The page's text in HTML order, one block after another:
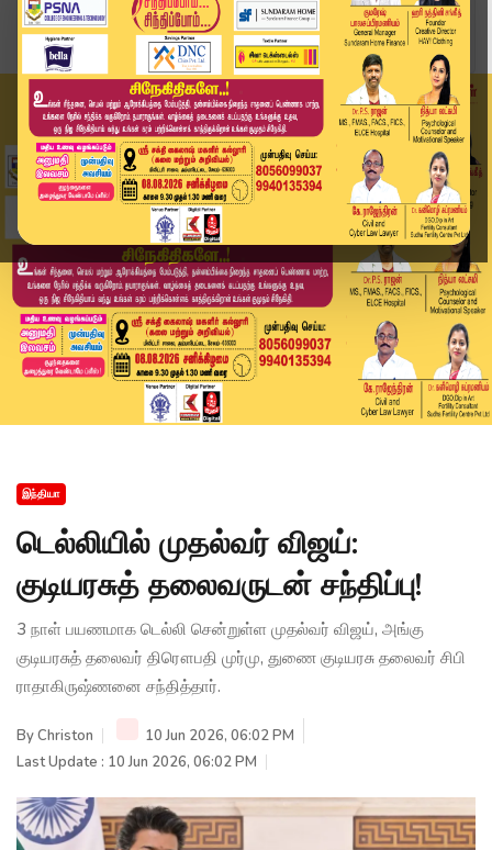
Home
இந்தியா
டெல்லியில் முதல்வர் விஜய்: குடியரசுத் தலைவருடன்...
இந்தியா
டெல்லியில் முதல்வர் விஜய்:
குடியரசுத் தலைவருடன் சந்திப்பு!
3 நாள் பயணமாக டெல்லி சென்றுள்ள முதல்வர் விஜய், அங்கு
குடியரசுத் தலைவர் திரௌபதி முர்மு, துணை குடியரசு தலைவர் சிபி
ராதாகிருஷ்ணனை சந்தித்தார்.
ByChriston
10 Jun 2026, 06:02 PM
Last Update : 10 Jun 2026, 06:02 PM